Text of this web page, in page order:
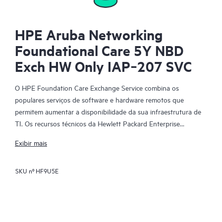
HPE Aruba Networking
Foundational Care 5Y NBD
Exch HW Only IAP‑207 SVC
O HPE Foundation Care Exchange Service combina os
populares serviços de software e hardware remotos que
permitem aumentar a disponibilidade da sua infraestrutura de
TI. Os recursos técnicos da Hewlett Packard Enterprise
problemas de hardware e software em seus produtos HPE.
A troca de hardware é um serviço de troca de peças confiável e
Exibir mais
SKU nº HF9U5E